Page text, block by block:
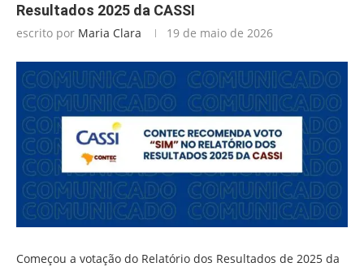
Resultados 2025 da CASSI
escrito por Maria Clara 19 de maio de 2026
Começou a votação do Relatório dos Resultados de 2025 da